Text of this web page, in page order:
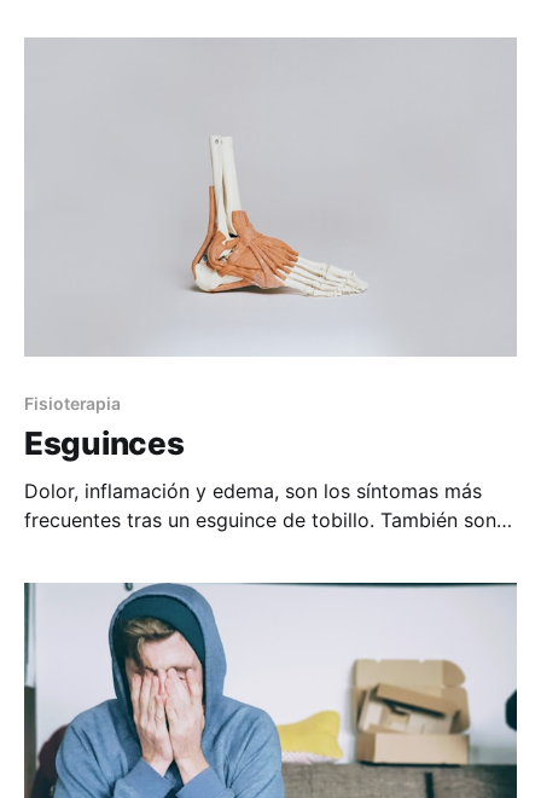
de faja abdomino-lumbar no están fuertes, es
Fisioterapia
Esguinces
Dolor, inflamación y edema, son los síntomas más
frecuentes tras un esguince de tobillo. También son
fisioterapeuta, ya que el control del dolor y limitación
del edema, en las primeras fases, va a ayudar a una
mayor calidad de vida